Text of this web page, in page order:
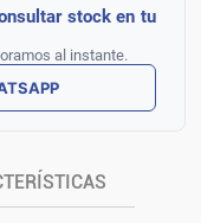
stock en tu
al instante.